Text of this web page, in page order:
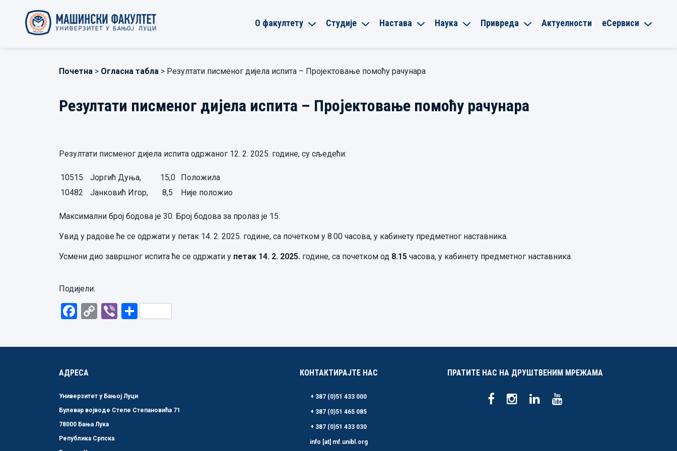
О факултету Студије Настава Наука Привреда Актуелности еСервиси
Почетна > Огласна табла > Резултати писменог дијела испита – Пројектовање помоћу рачунара
Резултати писменог дијела испита – Пројектовање помоћу рачунара
Резултати писменог дијела испита одржаног 12. 2. 2025. године, су сљедећи:
10515 Јоргић Дуња, 15,0
Положила
10482
Јанковић Игор, 8,5 Није положио
Максимални број бодова је 30. Број бодова за пролаз је 15.
Увид у радове ће се одржати у петак 14. 2. 2025. године, са почетком у 8.00 часова, у кабинету предметног наставника.
Усмени дио завршног испита ће се одржати у петак 14. 2. 2025. године, са почетком од 8.15 часова, у кабинету предметног наставника.
Подијели:
Facebook
CopyViberShare
АДРЕСА
Универзитет у Бањој Луци
Булевар војводе Степе Степановића 71
78000 Бања Лука
Република Српска
КОНТАКТИРАЈТЕ НАС
+ 387 (0)51 433 000
+ 387 (0)51 465 085
+ 387 (0)51 433 030
info [at] mf.unibl.org
ПРАТИТЕ НАС НА ДРУШТВЕНИМ МРЕЖАМА